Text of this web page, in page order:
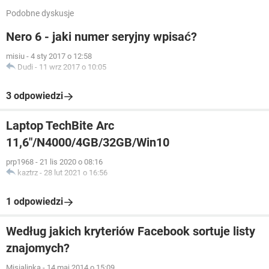
Podobne dyskusje
Nero 6 - jaki numer seryjny wpisać?
misiu - 4 sty 2017 o 12:58
Dudi - 11 wrz 2017 o 10:05
3 odpowiedzi
Laptop TechBite Arc
11,6"/N4000/4GB/32GB/Win10
prp1968 - 21 lis 2020 o 08:16
kaztrz - 28 lut 2021 o 16:56
1 odpowiedzi
Według jakich kryteriów Facebook sortuje listy
znajomych?